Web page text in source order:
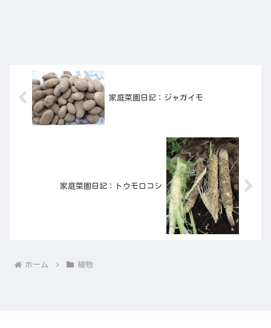
家庭菜園日記：ジャガイモ
家庭菜園日記：トウモロコシ
ホーム 植物